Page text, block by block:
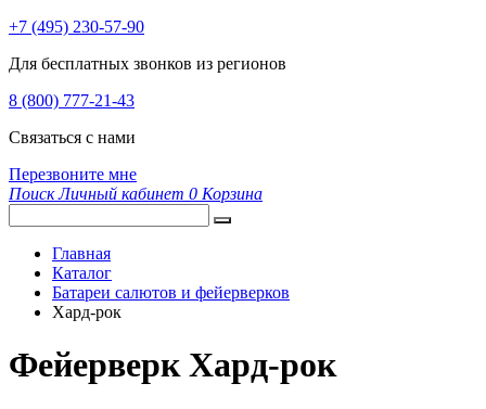
+7 (495) 230-57-90
Для бесплатных звонков из регионов
8 (800) 777-21-43
Связаться с нами
Перезвоните мне
Поиск Личный кабинет 0 Корзина
Главная
Каталог
Батареи салютов и фейерверков
Хард-рок
Фейерверк Хард-рок